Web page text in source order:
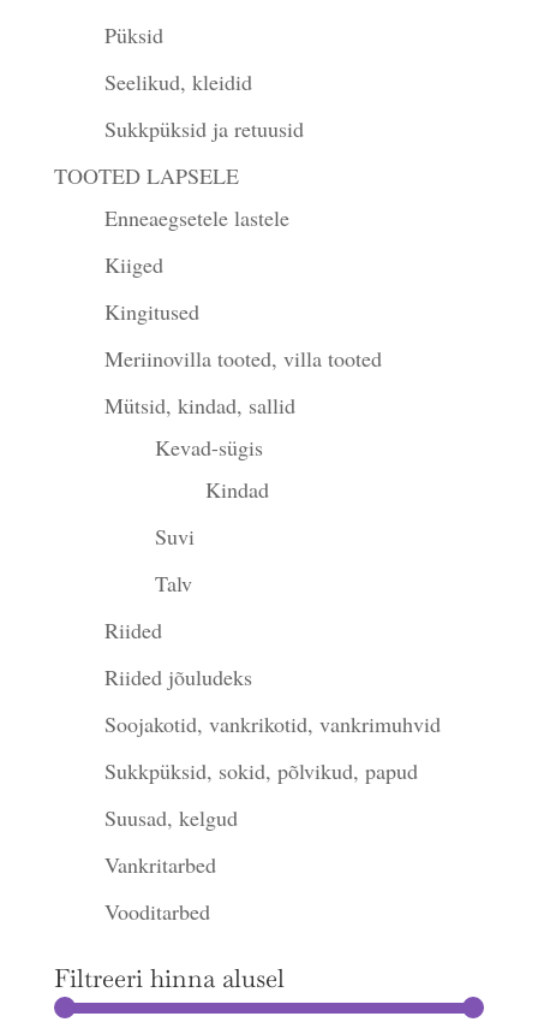
Püksid
Seelikud, kleidid
Sukkpüksid ja retuusid
TOOTED LAPSELE
Enneaegsetele lastele
Kiiged
Kingitused
Meriinovilla tooted, villa tooted
Mütsid, kindad, sallid
Kevad-sügis
Kindad
Suvi
Talv
Riided
Riided jõuludeks
Soojakotid, vankrikotid, vankrimuhvid
Sukkpüksid, sokid, põlvikud, papud
Suusad, kelgud
Vankritarbed
Vooditarbed
Filtreeri hinna alusel